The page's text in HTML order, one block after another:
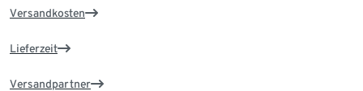
Versandkosten
Lieferzeit
Versandpartner